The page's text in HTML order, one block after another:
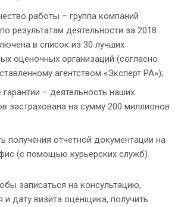
работы – группа компаний
результатам деятельности за 2018
в список из 30 лучших
оценочных организаций (согласно
агентством «Эксперт РА»);
– деятельность наших
застрахована на сумму 200 миллионов
получения отчетной документации на
(с помощью курьерских служб).
записаться на консультацию,
и дату визита оценщика, получить